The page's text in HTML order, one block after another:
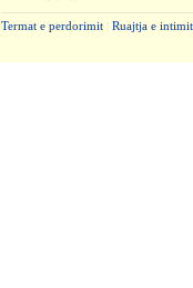
Termat e perdorimit Ruajtja e